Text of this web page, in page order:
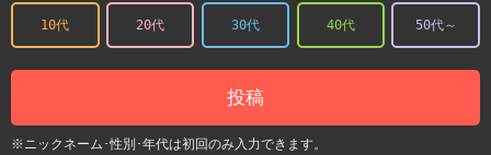
10代 20代 30代 40代 50代～
投稿
※ニックネーム･性別･年代は初回のみ入力できます。